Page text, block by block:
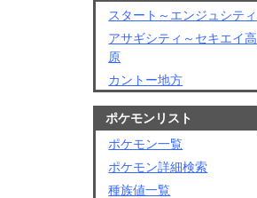
スタート～エンジュシティ
アサギシティ～セキエイ高
原
カントー地方
ポケモンリスト
ポケモン一覧
ポケモン詳細検索
種族値一覧